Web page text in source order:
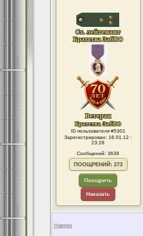
ID пользователя #5301
Зарегистрирован: 16.01.12 :
23:28
Сообщений: 3639
ПООЩРЕНИЙ: 273
Поощрить
Наказать
Наверх